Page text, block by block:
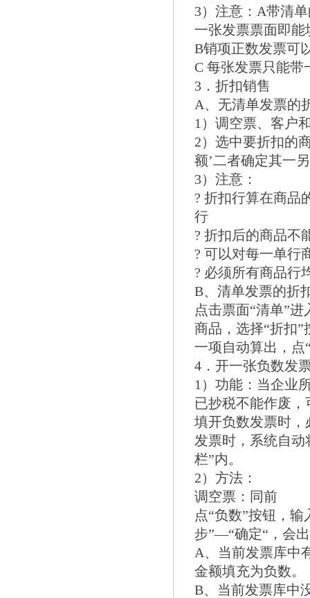
3）注意：A带清
一张发票票面即
B销项正数发票可
C 每张发票只能带
3．折扣销售
A、无清单发票的
1）调空票、客户
2）选中要折扣的
额’二者确定其一
3）注意：
? 折扣行算在商品
行
? 折扣后的商品不
? 可以对每一单行
? 必须所有商品行
B、清单发票的折
点击票面“清单”
商品，选择“折扣”
一项自动算出，点
4．开一张负数发
1）功能：当企业
已抄税不能作废
填开负数发票时
发票时，系统自
栏”内。
2）方法：
调空票：同前
点“负数”按钮，
步”—“确定“，会
A、当前发票库中
金额填充为负数。
B、当前发票库中